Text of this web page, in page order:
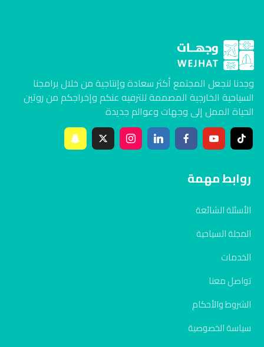
وجدنا لنجعل المجتمع أكثر سعادة وإنتاجية من خلال برامجنا
السياحية الخارجية المصممة للترفيه عنكم وإخراجكم من روتين
الحياة الممل إلى وجهات وعوالم جديدة
روابط مهمة
الأسئلة الشائعة
المجلة السياحية
الخدمات
تواصل معنا
الشروط والأحكام
سياسة الخصوصية